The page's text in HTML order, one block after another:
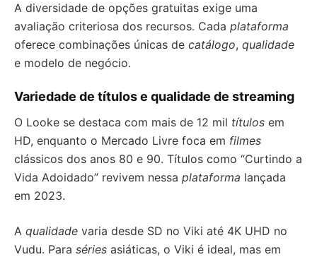
A diversidade de opções gratuitas exige uma
avaliação criteriosa dos recursos. Cada plataforma
oferece combinações únicas de catálogo, qualidade
e modelo de negócio.
Variedade de títulos e qualidade de streaming
O Looke se destaca com mais de 12 mil títulos em
HD, enquanto o Mercado Livre foca em filmes
clássicos dos anos 80 e 90. Títulos como “Curtindo a
Vida Adoidado” revivem nessa plataforma lançada
em 2023.
A qualidade varia desde SD no Viki até 4K UHD no
Vudu. Para séries asiáticas, o Viki é ideal, mas em